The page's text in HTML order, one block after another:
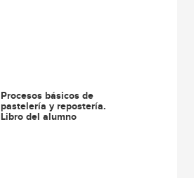
Procesos básicos de
pastelería y repostería.
Libro del alumno